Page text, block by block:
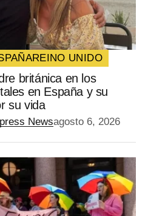
REINO UNIDO
británica en los
en España y su
su vida
Newsagosto 6, 2026